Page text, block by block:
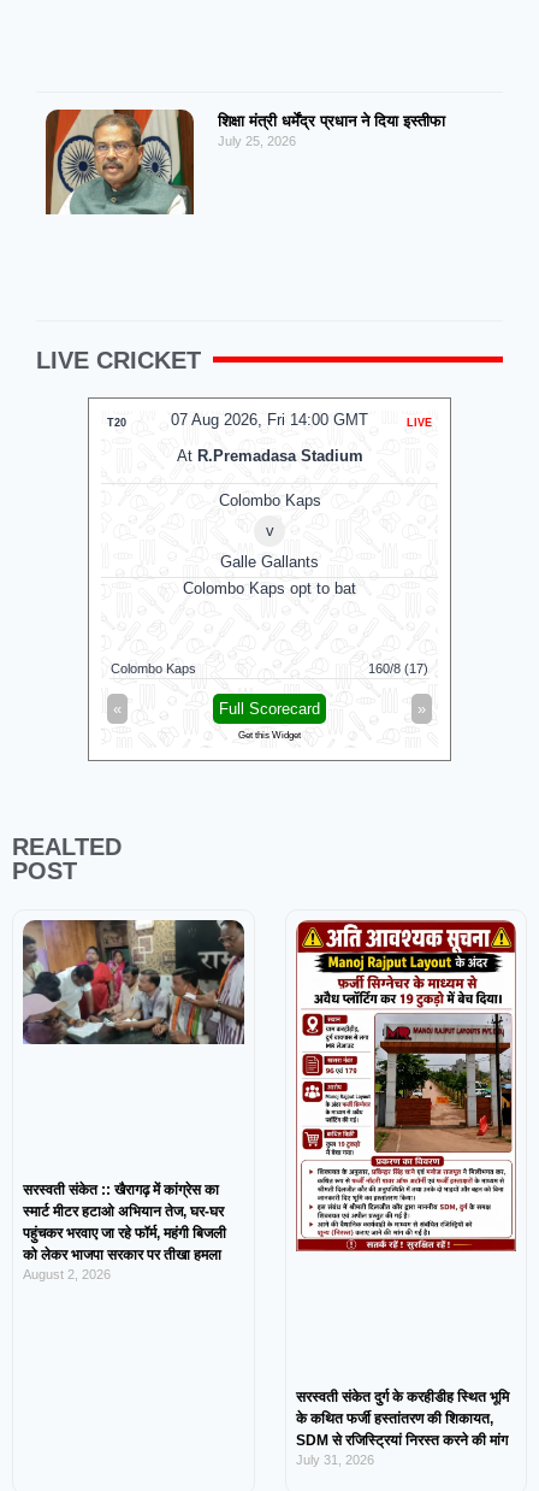
शिक्षा मंत्री धर्मेंद्र प्रधान ने दिया इस्तीफा
July 25, 2026
LIVE CRICKET
07 Aug 2026, Fri 14:00 GMT
T20 LIVE
At R.Premadasa Stadium
Colombo Kaps
v
Galle Gallants
Colombo Kaps opt to bat
Colombo Kaps 160/8 (17)
« »
Full Scorecard
Get this Widget
REALTED
POST
सरस्वती संकेत :: खैरागढ़ में कांग्रेस का
स्मार्ट मीटर हटाओ अभियान तेज, घर-घर
पहुंचकर भरवाए जा रहे फॉर्म, महंगी बिजली
को लेकर भाजपा सरकार पर तीखा हमला
August 2, 2026
सरस्वती संकेत दुर्ग के करहीडीह स्थित भूमि
के कथित फर्जी हस्तांतरण की शिकायत,
SDM से रजिस्ट्रियां निरस्त करने की मांग
July 31, 2026